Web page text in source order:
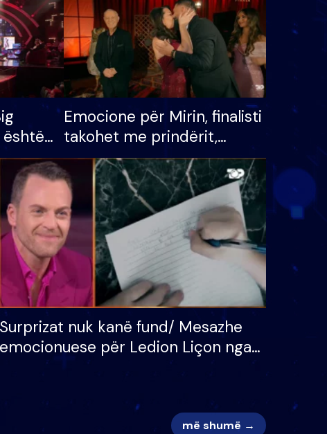
është
për
Emocione për Mirin, finalisti
takohet me prindërit,
vajzën dhe bashkëshorten:
S’kemi ndonjë letër divorci
apo jo?
Surprizat nuk kanë fund/ Mesazhe
emocionuese për Ledion Liçon nga
nëna dhe fëmijët e tij, moderatori
më shumë →